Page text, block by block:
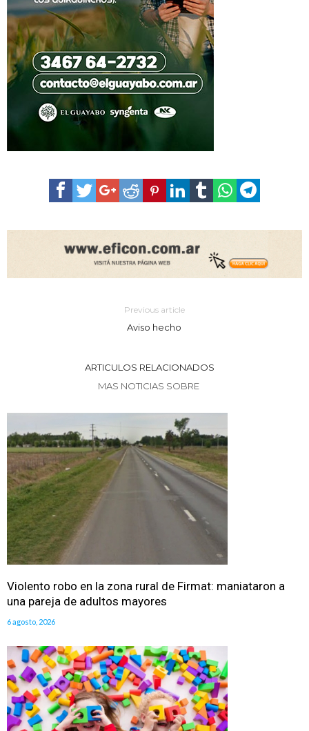
Previous article
Aviso hecho
ARTICULOS RELACIONADOS
MAS NOTICIAS SOBRE
Violento robo en la zona rural de Firmat: maniataron a
una pareja de adultos mayores
6 agosto, 2026